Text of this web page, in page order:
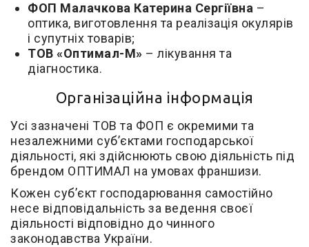
ФОП Малачкова Катерина Сергіївна –
оптика, виготовлення та реалізація окулярів
і супутніх товарів;
ТОВ «Оптимал-М» – лікування та
діагностика.
Організаційна інформація
Усі зазначені ТОВ та ФОП є окремими та
незалежними суб’єктами господарської
діяльності, які здійснюють свою діяльність під
брендом ОПТИМАЛ на умовах франшизи.
Кожен суб’єкт господарювання самостійно
несе відповідальність за ведення своєї
діяльності відповідно до чинного
законодавства України.